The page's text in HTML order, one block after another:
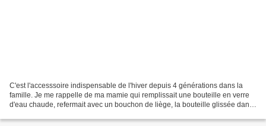
C'est l'accesssoire indispensable de l'hiver depuis 4 générations dans la
famille. Je me rappelle de ma mamie qui remplissait une bouteille en verre
d'eau chaude, refermait avec un bouchon de liège, la bouteille glissée dans